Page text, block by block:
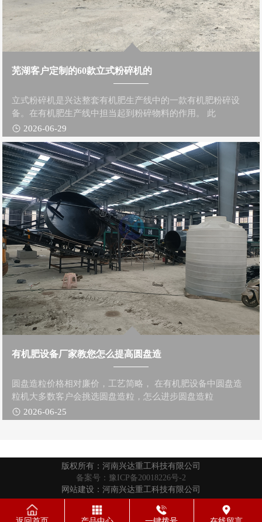
芜湖客户定制的60款立式粉碎机的
立式粉碎机是兴达整套有机肥生产线中的一款有机肥粉碎设
备。在有机肥生产线中担当起到粉碎物料的作用。 此
2026-06-29
有机肥设备厂家教您怎么提高圆盘造
圆盘造粒价格相对廉价，工艺简略， 在有机肥设备中圆盘造
粒机大多数客户会挑选圆盘造粒，怎么进步圆盘造粒
2026-06-25
版权所有：河南兴达重工科技有限公司
备案号：豫ICP备20018226号-2
网站建设：河南兴达重工科技有限公司